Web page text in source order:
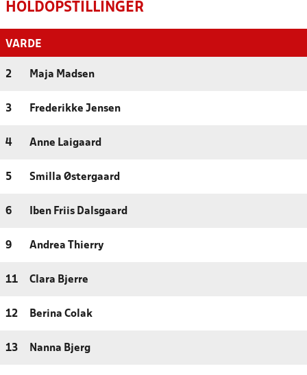
HOLDOPSTILLINGER
VARDE
2 Maja Madsen
3 Frederikke Jensen
4 Anne Laigaard
5 Smilla Østergaard
6 Iben Friis Dalsgaard
9 Andrea Thierry
11 Clara Bjerre
12 Berina Colak
13 Nanna Bjerg